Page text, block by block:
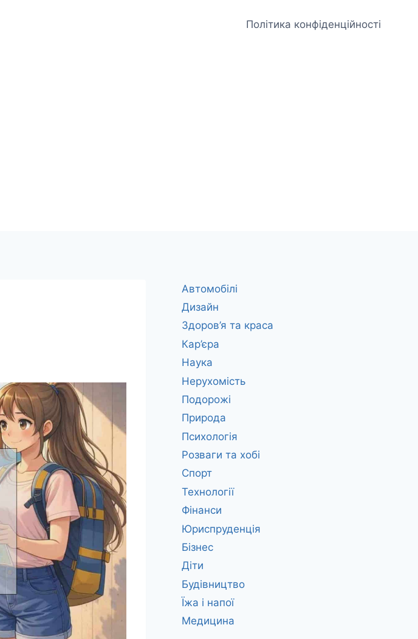
Політика конфіденційності
Автомобілі
Дизайн
Здоров’я та краса
Кар’єра
Наука
Нерухомість
Подорожі
Природа
Психологія
Розваги та хобі
Спорт
Технології
Фінанси
Юриспруденція
Бізнес
Діти
Будівництво
Їжа і напої
Медицина